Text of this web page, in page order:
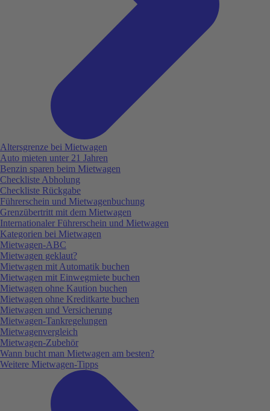
Altersgrenze bei Mietwagen
Auto mieten unter 21 Jahren
Benzin sparen beim Mietwagen
Checkliste Abholung
Checkliste Rückgabe
Führerschein und Mietwagenbuchung
Grenzübertritt mit dem Mietwagen
Internationaler Führerschein und Mietwagen
Kategorien bei Mietwagen
Mietwagen-ABC
Mietwagen geklaut?
Mietwagen mit Automatik buchen
Mietwagen mit Einwegmiete buchen
Mietwagen ohne Kaution buchen
Mietwagen ohne Kreditkarte buchen
Mietwagen und Versicherung
Mietwagen-Tankregelungen
Mietwagenvergleich
Mietwagen-Zubehör
Wann bucht man Mietwagen am besten?
Weitere Mietwagen-Tipps